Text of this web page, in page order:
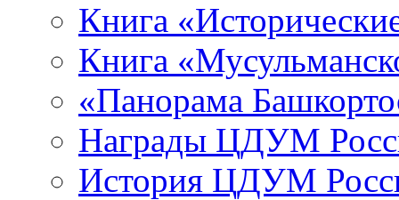
Книга
Книга
«Панорама
Награды ЦДУМ
История ЦДУМ